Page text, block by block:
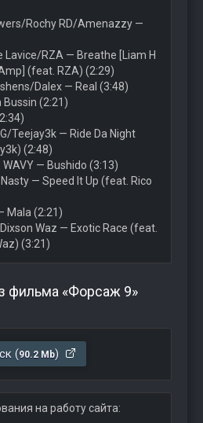
Rochy RD/Amenazzy —
Lavice/RZA — Breathe [Liam H
(feat. RZA) (2:29)
Dalex — Real (3:48)
Bussin (2:21)
Teejay3k — Ride Da Night
(2:48)
WAVY — Bushido (3:13)
— Speed It Up (feat. Rico
Mala (2:21)
Waz — Exotic Race (feat.
(3:21)
фильма «Форсаж 9»
(90.2 Mb)
на работу сайта: